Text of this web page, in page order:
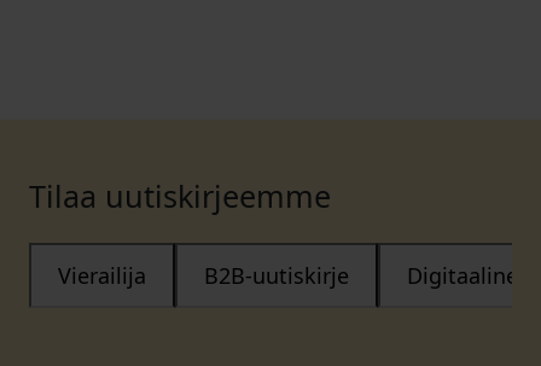
Tilaa uutiskirjeemme
Vierailija B2B-uutiskirje Digitaalinen